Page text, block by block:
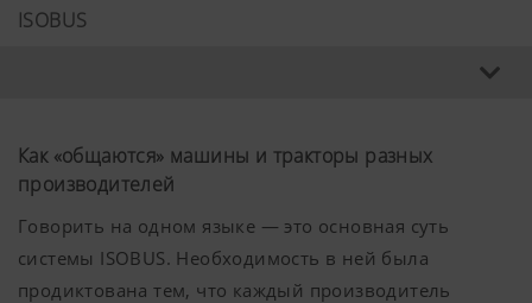
ISOBUS
Как «общаются» машины и тракторы разных
производителей
Говорить на одном языке — это основная суть
системы ISOBUS. Необходимость в ней была
продиктована тем, что каждый производитель